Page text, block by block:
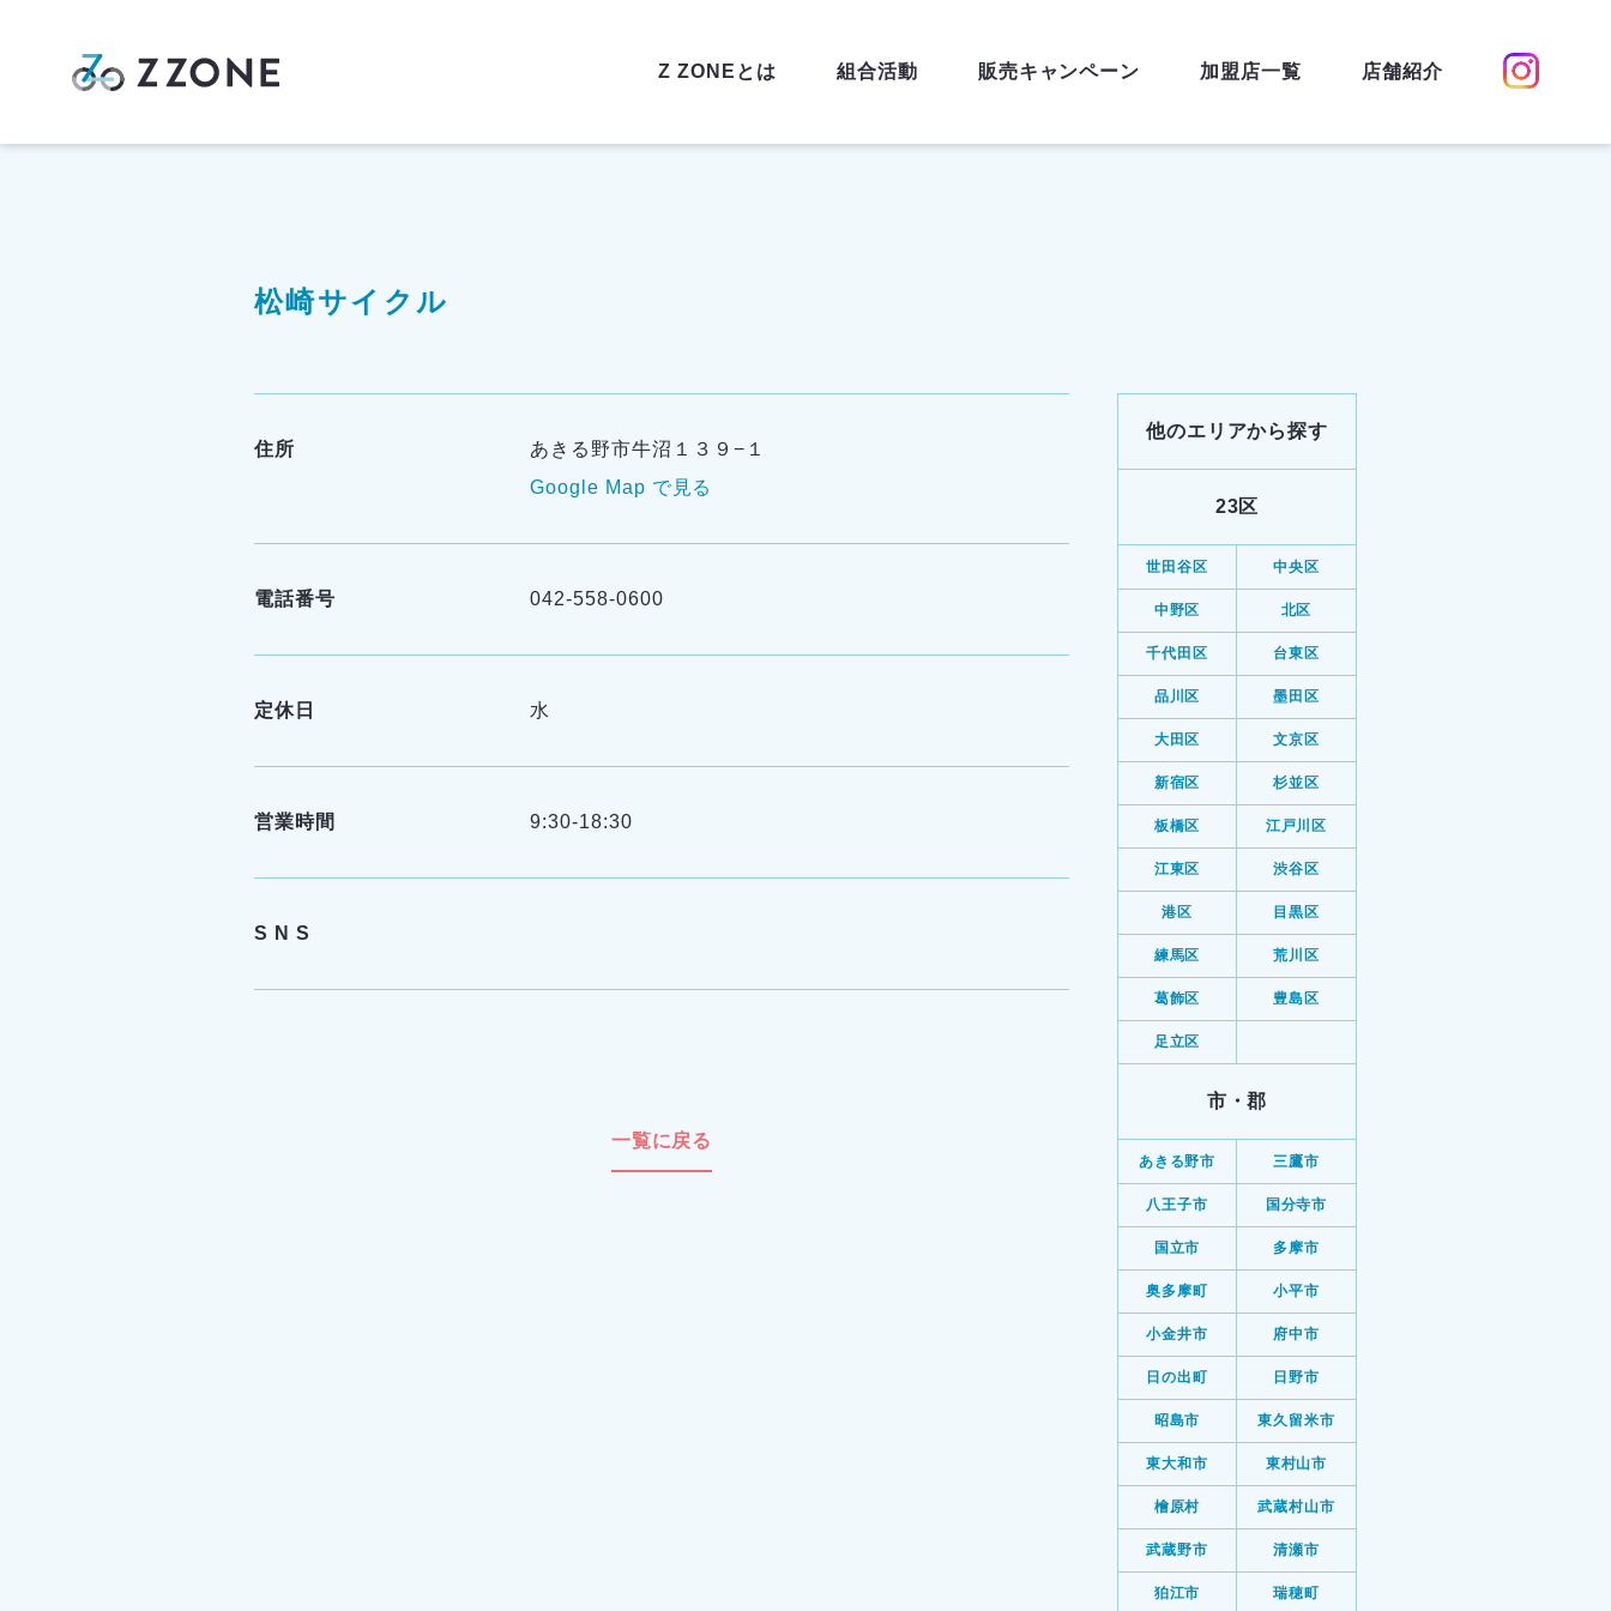
Z ZONEとは 組合活動 販売キャンペーン 加盟店一覧 店舗紹介
松崎サイクル
住所
あきる野市牛沼１３９−１
Google Map で見る
電話番号 042-558-0600
定休日 水
営業時間 9:30-18:30
S N S
一覧に戻る
他のエリアから探す
23区
世田谷区 中央区
中野区 北区
千代田区 台東区
品川区 墨田区
大田区 文京区
新宿区 杉並区
板橋区 江戸川区
江東区 渋谷区
港区 目黒区
練馬区 荒川区
葛飾区 豊島区
足立区
市・郡
あきる野市 三鷹市
八王子市 国分寺市
国立市 多摩市
奥多摩町 小平市
小金井市 府中市
日の出町 日野市
昭島市 東久留米市
東大和市 東村山市
檜原村 武蔵村山市
武蔵野市 清瀬市
狛江市 瑞穂町